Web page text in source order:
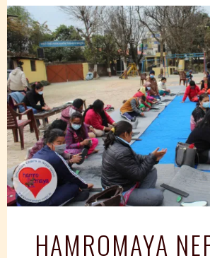
Springe
zum
Inhalt
HAMROMAYA